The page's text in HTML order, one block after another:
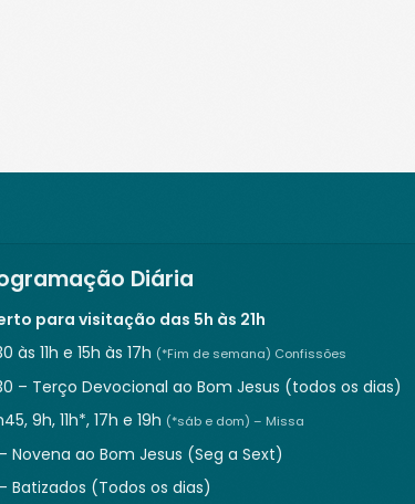
Diária
para visitação das 5h às 21h
às 11h e 15h às 17h (*Fim de semana) Confissões
– Terço Devocional ao Bom Jesus (todos os dias)
9h, 11h*, 17h e 19h (*sáb e dom) – Missa
– Novena ao Bom Jesus (Seg a Sext)
– Batizados (Todos os dias)